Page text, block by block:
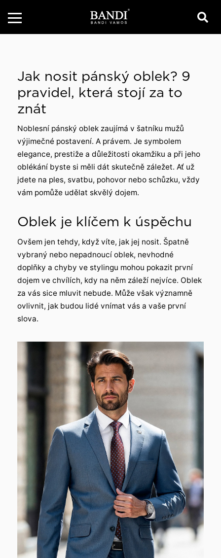
Jak nosit pánský oblek? 9
pravidel, která stojí za to
znát
Noblesní pánský oblek zaujímá v šatníku mužů
výjimečné postavení. A právem. Je symbolem
elegance, prestiže a důležitosti okamžiku a při jeho
oblékání byste si měli dát skutečně záležet. Ať už
jdete na ples, svatbu, pohovor nebo schůzku, vždy
vám pomůže udělat skvělý dojem.
Oblek je klíčem k úspěchu
Ovšem jen tehdy, když víte, jak jej nosit. Špatně
vybraný nebo nepadnoucí oblek, nevhodné
doplňky a chyby ve stylingu mohou pokazit první
dojem ve chvílích, kdy na něm záleží nejvíce. Oblek
za vás sice mluvit nebude. Může však významně
ovlivnit, jak budou lidé vnímat vás a vaše první
slova.